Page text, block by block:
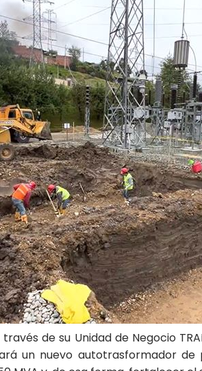
de su Unidad de Negocio
un nuevo autotrasformador